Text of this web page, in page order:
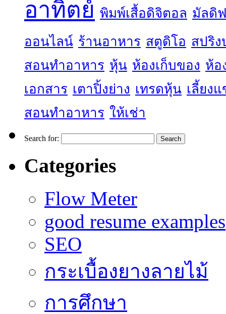
อาทิตย์ พิมพ์เสื้อดิจิตอล มัลดิ
ออนไลน์ ร้านอาหาร สตูดิโอ สปริง
สอนทำอาหาร หุ้น ห้องเก็บของ ห้อ
เอกสาร เตาปิ้งย่าง เทรดหุ้น เลี้ยง
สอนทำอาหาร ให้เช่า
Search for:
Categories
Flow Meter
good resume examples
SEO
กระเบื้องยางลายไม้
การศึกษา